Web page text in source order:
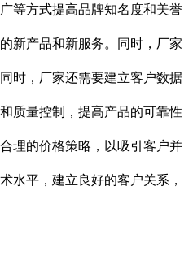
等方式提高品牌知名度和美誉
新产品和新服务。同时，厂家
时，厂家还需要建立客户数据
质量控制，提高产品的可靠性
理的价格策略，以吸引客户并
平，建立良好的客户关系，